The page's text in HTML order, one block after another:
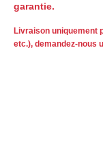
garantie.
Livraison uniquement
etc.), demandez-nous